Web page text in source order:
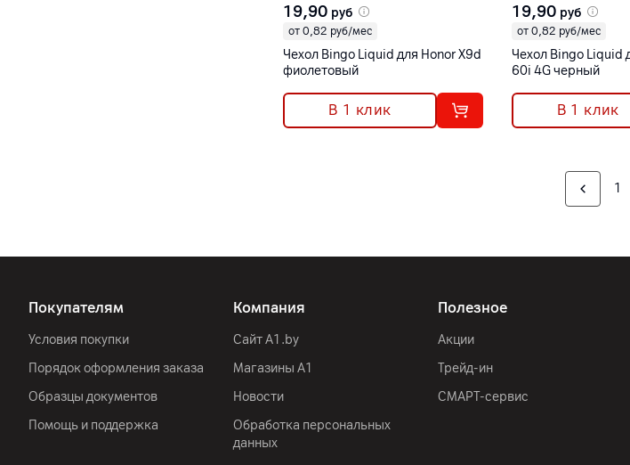
19,90 руб
от 0,82 руб/мес
Чехол Bingo Liquid для Honor X9d
фиолетовый
В 1 клик
19,90 руб
от 0,82 руб/мес
Чехол Bingo Liquid
60i 4G черный
В 1 клик
1
Покупателям
Условия покупки
Порядок оформления заказа
Образцы документов
Помощь и поддержка
Компания
Сайт A1.by
Магазины А1
Новости
Обработка персональных
данных
Полезное
Акции
Трейд-ин
СМАРТ-сервис